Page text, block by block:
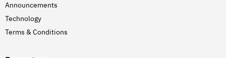
Announcements
Technology
Terms & Conditions